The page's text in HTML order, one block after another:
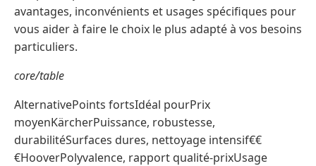
avantages, inconvénients et usages spécifiques pour
vous aider à faire le choix le plus adapté à vos besoins
particuliers.
core/table
AlternativePoints fortsIdéal pourPrix
moyenKärcherPuissance, robustesse,
durabilitéSurfaces dures, nettoyage intensif€€
€HooverPolyvalence, rapport qualité-prixUsage